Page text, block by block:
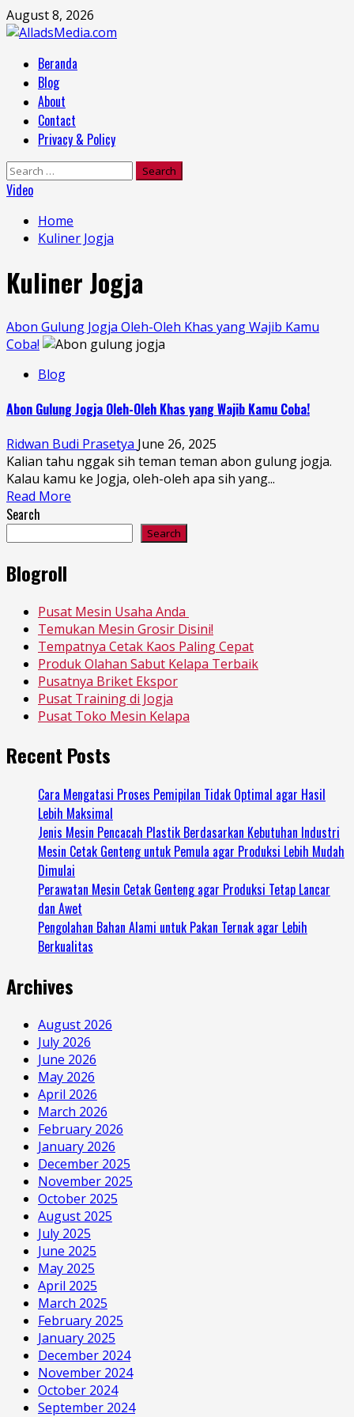
Skip
to
August 8, 2026
MenuBeranda
Blog
About
Contact
Privacy & Policy
Search
for:
Video
Home
Kuliner Jogja
Kuliner Jogja
Abon Gulung Jogja Oleh-Oleh Khas yang Wajib Kamu
Coba!
Blog
Abon Gulung Jogja Oleh-Oleh Khas yang Wajib Kamu Coba!
Ridwan Budi Prasetya June 26, 2025
Kalian tahu nggak sih teman teman abon gulung jogja.
Kalau kamu ke Jogja, oleh-oleh apa sih yang...
Read More
Search
Search
Blogroll
Pusat Mesin Usaha Anda
Temukan Mesin Grosir Disini!
Tempatnya Cetak Kaos Paling Cepat
Produk Olahan Sabut Kelapa Terbaik
Pusatnya Briket Ekspor
Pusat Training di Jogja
Pusat Toko Mesin Kelapa
Recent Posts
Cara Mengatasi Proses Pemipilan Tidak Optimal agar Hasil
Lebih Maksimal
Jenis Mesin Pencacah Plastik Berdasarkan Kebutuhan Industri
Mesin Cetak Genteng untuk Pemula agar Produksi Lebih Mudah
Dimulai
Perawatan Mesin Cetak Genteng agar Produksi Tetap Lancar
dan Awet
Pengolahan Bahan Alami untuk Pakan Ternak agar Lebih
Berkualitas
Archives
August 2026
July 2026
June 2026
May 2026
April 2026
March 2026
February 2026
January 2026
December 2025
November 2025
October 2025
August 2025
July 2025
June 2025
May 2025
April 2025
March 2025
February 2025
January 2025
December 2024
November 2024
October 2024
September 2024